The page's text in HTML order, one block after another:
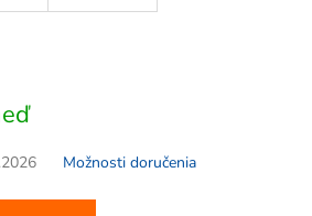
Možnosti doručenia